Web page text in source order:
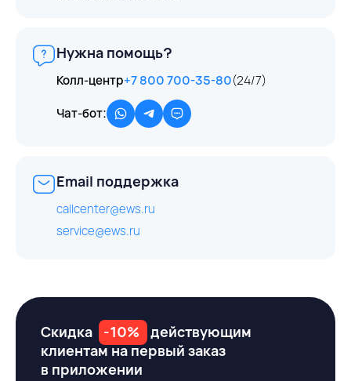
Нужна помощь?
Колл-центр+7 800 700-35-80(24/7)
Чат-бот:
Email поддержка
callcenter@ews.ru
service@ews.ru
Скидка -10%
действующим
клиентам на первый заказ
в приложении